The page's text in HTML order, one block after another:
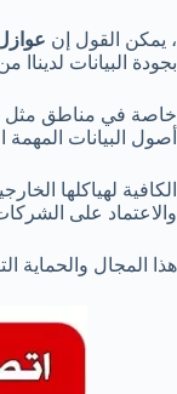
، يمكن القول إن
بجودة البيانات لديناا
خاصة في مناطق مثل
أصول البيانات المهمة
الكافية لهياكلها
والاعتماد على
هذا المجال والحماية